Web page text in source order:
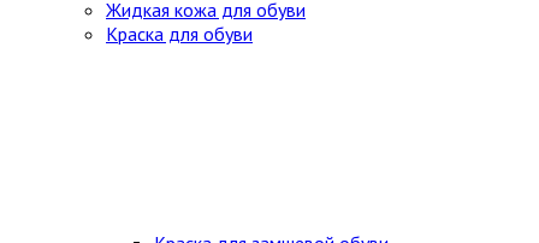
Жидкая кожа для обуви
Краска для обуви